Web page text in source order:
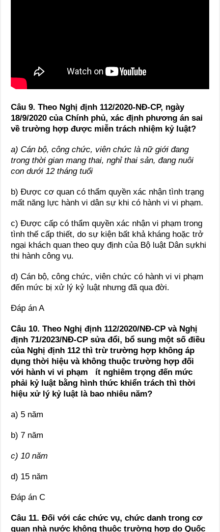
Câu 9. Theo Nghị định 112/2020-NĐ-CP, ngày
18/9/2020 của Chính phủ, xác định phương án sai
về trường hợp được miễn trách nhiệm kỷ luật?
a) Cán bộ, công chức, viên chức là nữ giới đang
trong thời gian mang thai, nghỉ thai sản, đang nuôi
con dưới 12 tháng tuổi
b) Được cơ quan có thẩm quyền xác nhận tình trạng
mất năng lực hành vi dân sự khi có hành vi vi phạm.
c) Được cấp có thẩm quyền xác nhận vi phạm trong
tình thế cấp thiết, do sự kiện bất khả kháng hoặc trở
ngại khách quan theo quy định của Bộ luật Dân sựkhi
thi hành công vụ.
d) Cán bộ, công chức, viên chức có hành vi vi phạm
đến mức bị xử lý kỷ luật nhưng đã qua đời.
Đáp án A
Câu 10. Theo Nghị định 112/2020/NĐ-CP và Nghị
định 71/2023/NĐ-CP sửa đổi, bổ sung một số điều
của Nghị định 112 thì trừ trường hợp không áp
dụng thời hiệu và không thuộc trường hợp đối
với hành vi vi phạm ít nghiêm trọng đến mức
phải kỷ luật bằng hình thức khiển trách thì thời
hiệu xử lý kỷ luật là bao nhiêu năm?
a) 5 năm
b) 7 năm
c) 10 năm
d) 15 năm
Đáp án C
Câu 11. Đối với các chức vụ, chức danh trong cơ
quan nhà nước không thuộc trường hợp do Quốc